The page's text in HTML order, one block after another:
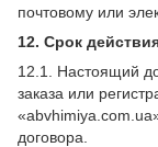
почтовому или
12. Срок
12.1. Настоящий
заказа или
договора.